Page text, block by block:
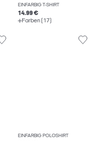
EINFARBIG T-SHIRT
14.99 €
Farben (17)
EINFARBIG POLOSHIRT